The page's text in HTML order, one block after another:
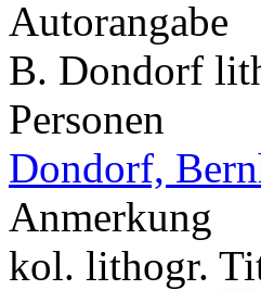
Autorangabe
B. Dondorf
Personen
Dondorf,
Anmerkung
kol. lithogr.